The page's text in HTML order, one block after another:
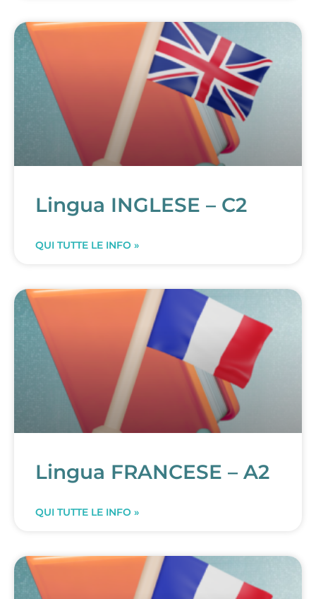
Lingua INGLESE – C2
QUI TUTTE LE INFO »
Lingua FRANCESE – A2
QUI TUTTE LE INFO »